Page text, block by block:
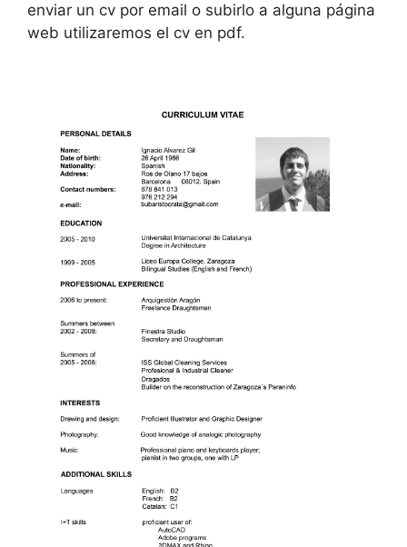
enviar un cv por email o subirlo a alguna página
web utilizaremos el cv en pdf.